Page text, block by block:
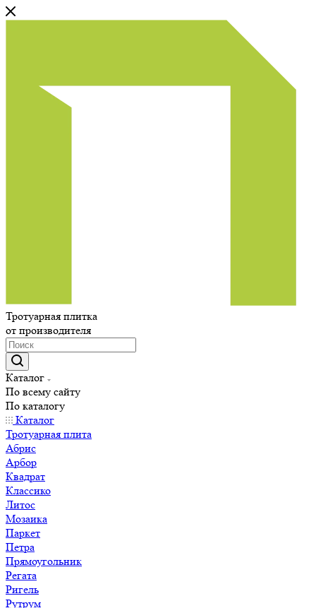
Тротуарная плитка
от производителя
Каталог
По всему сайту
По каталогу
Каталог
Тротуарная плита
Абрис
Арбор
Квадрат
Классико
Литос
Мозаика
Паркет
Петра
Прямоугольник
Регата
Ригель
Рутрум